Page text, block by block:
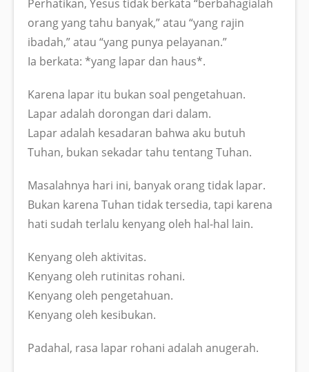
Perhatikan, Yesus tidak berkata “berbahagialah
orang yang tahu banyak,” atau “yang rajin
ibadah,” atau “yang punya pelayanan.”
Ia berkata: *yang lapar dan haus*.
Karena lapar itu bukan soal pengetahuan.
Lapar adalah dorongan dari dalam.
Lapar adalah kesadaran bahwa aku butuh
Tuhan, bukan sekadar tahu tentang Tuhan.
Masalahnya hari ini, banyak orang tidak lapar.
Bukan karena Tuhan tidak tersedia, tapi karena
hati sudah terlalu kenyang oleh hal-hal lain.
Kenyang oleh aktivitas.
Kenyang oleh rutinitas rohani.
Kenyang oleh pengetahuan.
Kenyang oleh kesibukan.
Padahal, rasa lapar rohani adalah anugerah.